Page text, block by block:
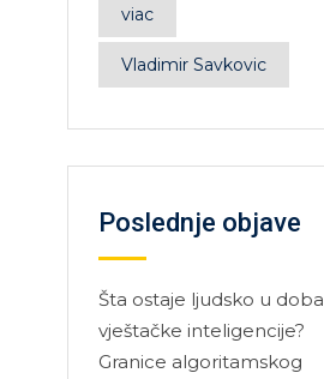
viac
Vladimir Savkovic
Poslednje objave
Šta ostaje ljudsko u doba
vještačke inteligencije?
Granice algoritamskog